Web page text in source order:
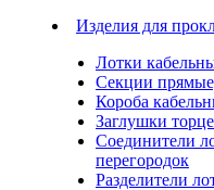
Изделия для
Лотки
Секции
Короба
Заглушки
Соединители
перегородок
Разделители